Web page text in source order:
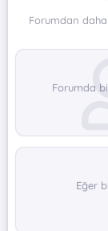
Forumdan
Forumda
Eğer